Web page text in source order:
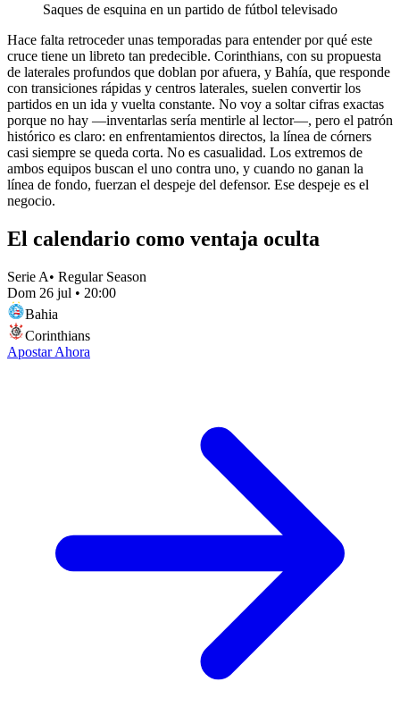
Saques de esquina en un partido de fútbol televisado
Hace falta retroceder unas temporadas para entender por qué este
cruce tiene un libreto tan predecible. Corinthians, con su propuesta
de laterales profundos que doblan por afuera, y Bahía, que responde
con transiciones rápidas y centros laterales, suelen convertir los
partidos en un ida y vuelta constante. No voy a soltar cifras exactas
porque no hay —inventarlas sería mentirle al lector—, pero el patrón
histórico es claro: en enfrentamientos directos, la línea de córners
casi siempre se queda corta. No es casualidad. Los extremos de
ambos equipos buscan el uno contra uno, y cuando no ganan la
línea de fondo, fuerzan el despeje del defensor. Ese despeje es el
negocio.
El calendario como ventaja oculta
Serie A• Regular Season
Dom 26 jul • 20:00
Bahia
Corinthians
Apostar Ahora